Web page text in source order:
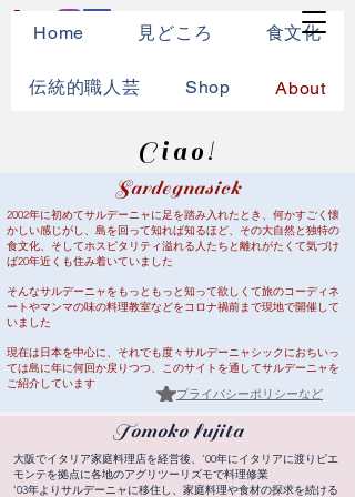
Home 見どころ 食文化
伝統的職人芸 Shop About
Ciao!
​Sardegnasick
2002年に初めてサルデーニャに足を踏み入れたとき、何かすごく懐
かしい感じがし、 島を回って知れば知るほど、その大自然と独特の
食文化、そしてホスピタリティ溢れる人たちと離れがたくて気づけ
ば20年近くも住み着いていました
そんなサルデーニャをもっともっと知って欲しくて旅のコーディネ
ートやマンマの​味の料理教室などをコロナ禍前まで現地で開催して
いました
現在は日本を中心に、それでも度々サルデーニャシックにおちいっ
ては島に年に何回か戻りつつ、 ​このサイトを通してサルデーニャを
ご紹介しています
​プライバシーポリシーなど
​Tomoko fujita
大阪でイタリア家庭料理店を経営後、’00年にイタリアに渡りピエ
モンテを拠点に各地のアグリツーリズモで料理修業
’03年よりサルデーニャに移住し、家庭料理や食材の探求を続ける